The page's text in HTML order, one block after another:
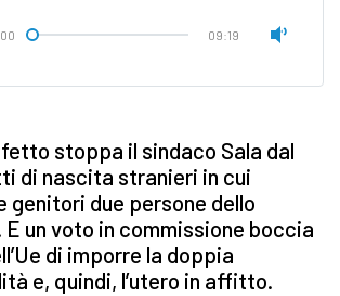
09:19
stoppa il sindaco Sala dal
di nascita stranieri in cui
genitori due persone dello
un voto in commissione boccia
di imporre la doppia
e, quindi, l’utero in affitto.